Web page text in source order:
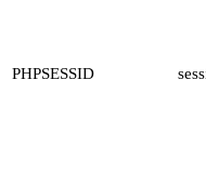
PHPSESSID